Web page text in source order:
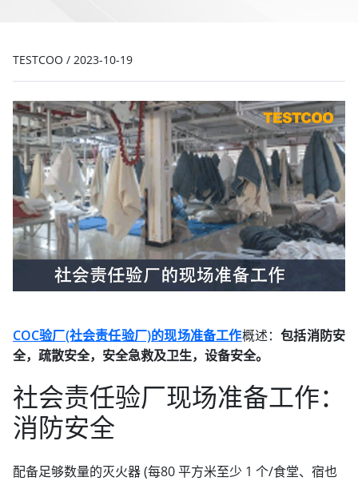
TESTCOO / 2023-10-19
COC验厂(社会责任验厂)的现场准备工作概述：包括消防安
全，疏散安全，安全急救及卫生，设备安全。
社会责任验厂现场准备工作：
消防安全
配备足够数量的灭火器 (每80 平方米至少 1 个/食堂、宿也